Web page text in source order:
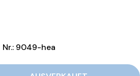
Nr.: 9049-hea